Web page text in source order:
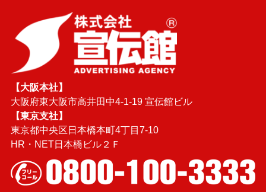
【大阪本社】
大阪府東大阪市高井田中4-1-19 宣伝館ビル
【東京支社】
東京都中央区日本橋本町4丁目7-10
HR・NET日本橋ビル２Ｆ